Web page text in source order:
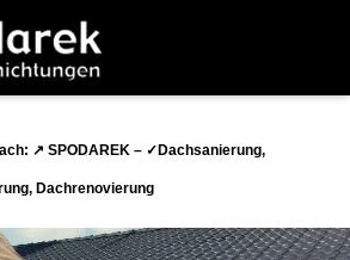
↗️ SPODAREK – ✓Dachsanierung,
Dachrenovierung